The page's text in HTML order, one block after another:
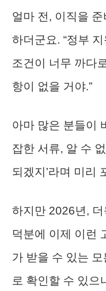
얼마 전, 이직을
하더군요. “정부
조건이 너무 까다
항이 없을 거야.”
아마 많은 분들이
잡한 서류, 알 수
되겠지’라며 미리
하지만 2026년, 더
덕분에 이제 이런
가 받을 수 있는
로 확인할 수 있으